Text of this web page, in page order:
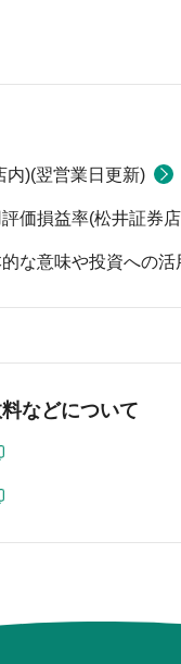
内)(翌営業日更新)
価損益率(松井証券
な意味や投資への
などについて